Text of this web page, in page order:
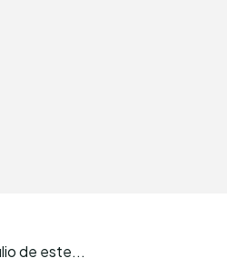
de este...